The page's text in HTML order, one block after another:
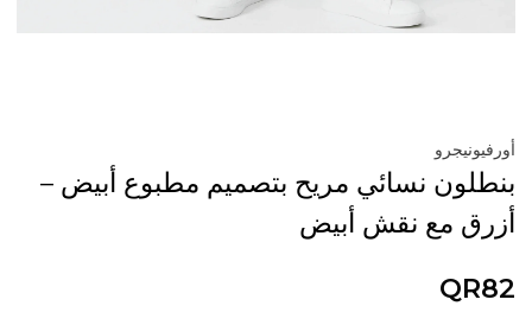
أورفيونيجرو
بنطلون نسائي مريح بتصميم مطبوع أبيض –
أزرق مع نقش أبيض
QR82